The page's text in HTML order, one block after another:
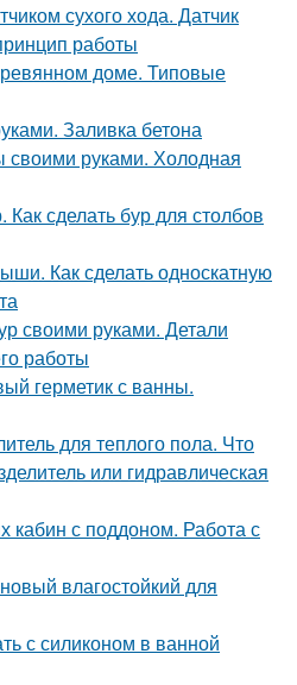
сухого хода. Датчик
работы
доме. Типовые
Заливка бетона
своими руками. Холодная
Как сделать бур для столбов
Как сделать односкатную
своими руками. Детали
работы
герметик с ванны.
для теплого пола. Что
или гидравлическая
кабин с поддоном. Работа с
влагостойкий для
с силиконом в ванной